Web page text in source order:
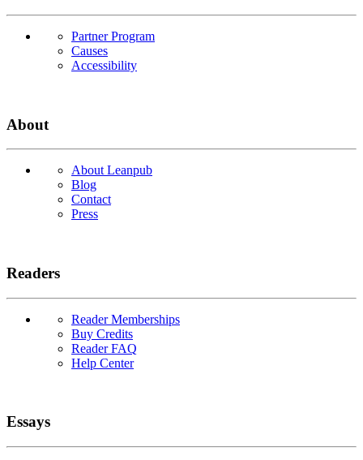
Partner Program
Causes
Accessibility
About
About Leanpub
Blog
Contact
Press
Readers
Reader Memberships
Buy Credits
Reader FAQ
Help Center
Essays